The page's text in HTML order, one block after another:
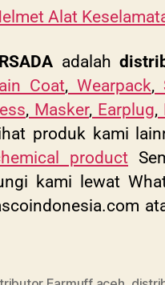
Alat
adalah
Coat, Wearpack,
, Masker, Earplug,
produk kami
product
kami lewat